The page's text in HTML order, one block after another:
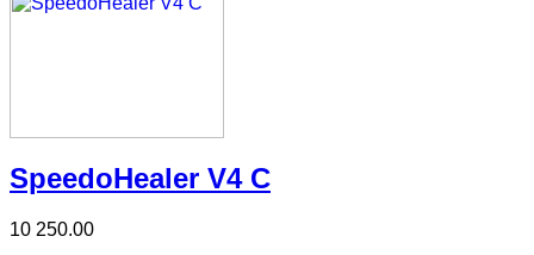
SpeedoHealer V4 C
10 250.00